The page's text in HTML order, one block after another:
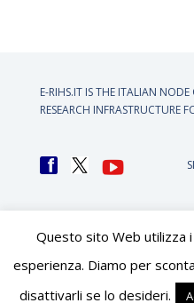
E-RIHS.IT IS THE ITALIAN NODE
RESEARCH INFRASTRUCTURE
Questo sito Web utilizza
esperienza. Diamo per
disattivarli se lo desideri.